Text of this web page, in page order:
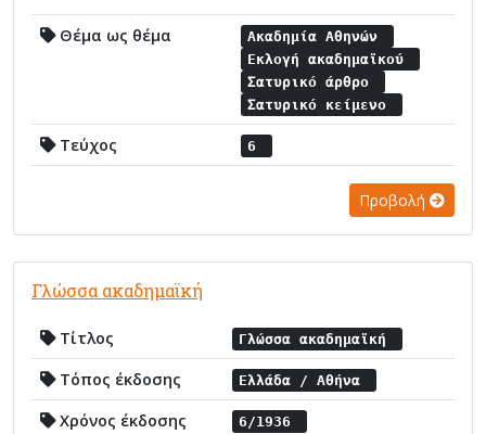
Θέμα ως θέμα
Ακαδημία Αθηνών
Εκλογή ακαδημαϊκού
Σατυρικό άρθρο
Σατυρικό κείμενο
Τεύχος 6
Προβολή
Γλώσσα ακαδημαϊκή
Τίτλος Γλώσσα ακαδημαϊκή
Τόπος έκδοσης Ελλάδα / Αθήνα
Χρόνος έκδοσης 6/1936